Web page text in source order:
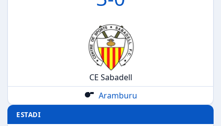
CE Sabadell
Aramburu
ESTADI